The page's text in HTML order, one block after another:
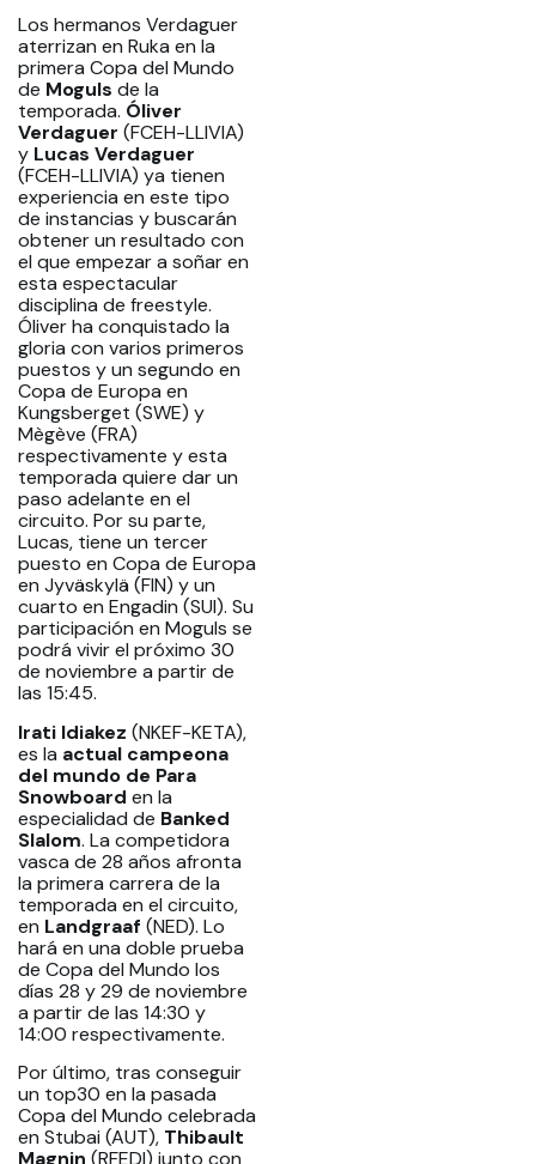
Los hermanos Verdaguer
aterrizan en Ruka en la
primera Copa del Mundo
de Moguls de la
temporada. Óliver
Verdaguer (FCEH-LLIVIA)
y Lucas Verdaguer
(FCEH-LLIVIA) ya tienen
experiencia en este tipo
de instancias y buscarán
obtener un resultado con
el que empezar a soñar en
esta espectacular
disciplina de freestyle.
Óliver ha conquistado la
gloria con varios primeros
puestos y un segundo en
Copa de Europa en
Kungsberget (SWE) y
Mègève (FRA)
respectivamente y esta
temporada quiere dar un
paso adelante en el
circuito. Por su parte,
Lucas, tiene un tercer
puesto en Copa de Europa
en Jyväskylä (FIN) y un
cuarto en Engadin (SUI). Su
participación en Moguls se
podrá vivir el próximo 30
de noviembre a partir de
las 15:45.
Irati Idiakez (NKEF-KETA),
es la actual campeona
del mundo de Para
Snowboard en la
especialidad de Banked
Slalom. La competidora
vasca de 28 años afronta
la primera carrera de la
temporada en el circuito,
en Landgraaf (NED). Lo
hará en una doble prueba
de Copa del Mundo los
días 28 y 29 de noviembre
a partir de las 14:30 y
14:00 respectivamente.
Por último, tras conseguir
un top30 en la pasada
Copa del Mundo celebrada
en Stubai (AUT), Thibault
Magnin (RFEDI) junto con